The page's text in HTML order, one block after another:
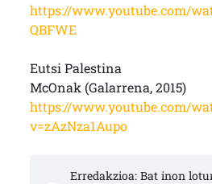
https://www.youtube.com/
QBFWE
Eutsi Palestina
McOnak (Galarrena, 2015)
https://www.youtube.com/
v=zAzNza1Aupo
Erredakzioa: Bat inon